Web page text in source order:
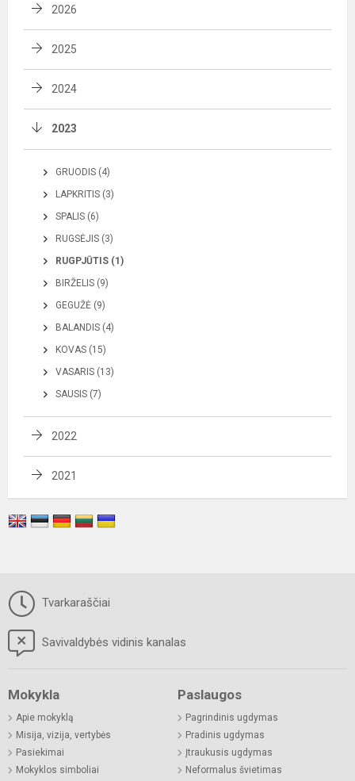
2026
2025
2024
2023
GRUODIS (4)
LAPKRITIS (3)
SPALIS (6)
RUGSĖJIS (3)
RUGPJŪTIS (1)
BIRŽELIS (9)
GEGUŽĖ (9)
BALANDIS (4)
KOVAS (15)
VASARIS (13)
SAUSIS (7)
2022
2021
Tvarkaraščiai
Savivaldybės vidinis kanalas
Mokykla
Apie mokyklą
Misija, vizija, vertybės
Pasiekimai
Mokyklos simboliai
Paslaugos
Pagrindinis ugdymas
Pradinis ugdymas
Įtraukusis ugdymas
Neformalus švietimas